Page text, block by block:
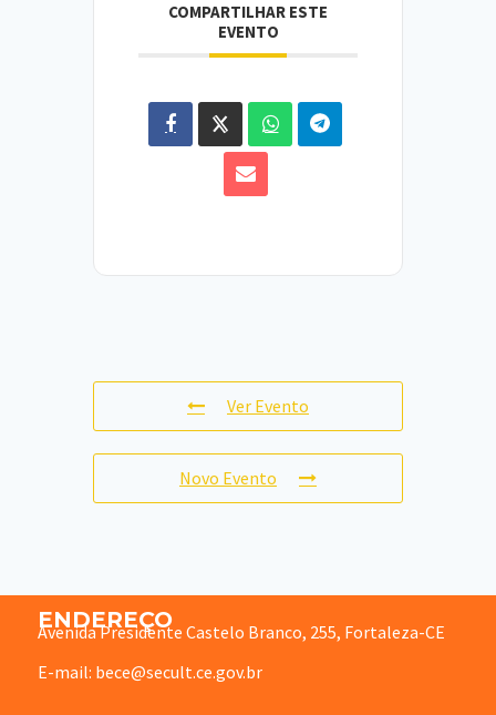
COMPARTILHAR ESTE
EVENTO
Ver Evento
Novo Evento
ENDEREÇO
Avenida Presidente Castelo Branco, 255, Fortaleza-CE
E-mail: bece@secult.ce.gov.br